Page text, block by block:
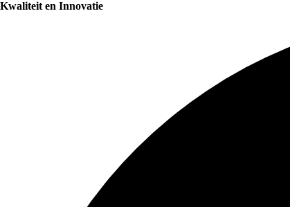
Kwaliteit en Innovatie